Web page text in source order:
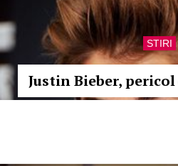
STIRI
Justin Bieber,